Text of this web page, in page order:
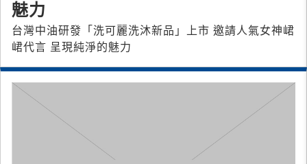
魅力
台灣中油研發「洗可麗洗沐新品」上市 邀請人氣女神峮
峮代言 呈現純淨的魅力